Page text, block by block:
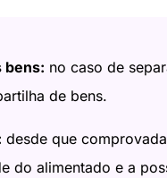
bens: no caso de
de bens.
desde que
do alimentado e a